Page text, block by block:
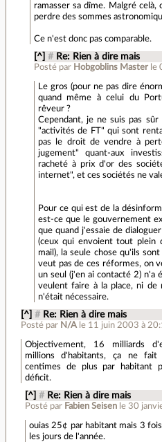
ramasser sa dîme. Malgré
perdre des sommes
Ce n'est donc pas comparable.
[^] # Re: Rien à dire mais
Posté par Hobgoblins Master le
Le gros (pour ne pas dire
quand même à celui du
rêveur ?
Cependant, je ne suis pas
"activités de FT" qui sont
pas le droit de vendre à
jugement" quant-aux
racheté à prix d'or des
internet", et ces sociétés ne
Pour ce qui est de la
est-ce que le gouvernement
que quand j'essaie de
(ceux qui envoient tout plein
mail), la seule chose qu'ils
veut pas de ces réformes, on
un seul (j'en ai contacté 2) n'a
veulent faire à la place, ni de
n'était nécessaire.
[^] # Re: Rien à dire mais
Posté par N/A le 11 juin 2003 à
Objectivement, 16 milliards
millions d'habitants, ça ne
centimes de plus par habitant
déficit.
[^] # Re: Rien à dire mais
Posté par Fabien Seisen le 30
ouias 25¢ par habitant mais 3
les jours de l'année.